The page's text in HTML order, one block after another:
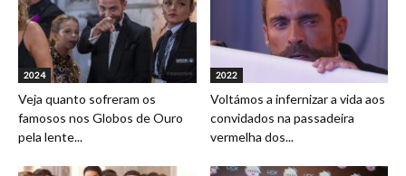
2024
Veja quanto sofreram os
famosos nos Globos de Ouro
pela lente...
2022
Voltámos a infernizar a vida aos
convidados na passadeira
vermelha dos...